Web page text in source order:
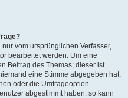
vom ursprünglichen Verfasser,
bearbeitet werden. Um eine
Beitrag des Themas; dieser ist
eine Stimme abgegeben hat,
oder die Umfrageoption
abgestimmt haben, so kann